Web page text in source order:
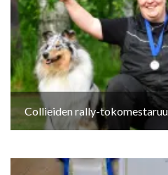
Collieiden rally-